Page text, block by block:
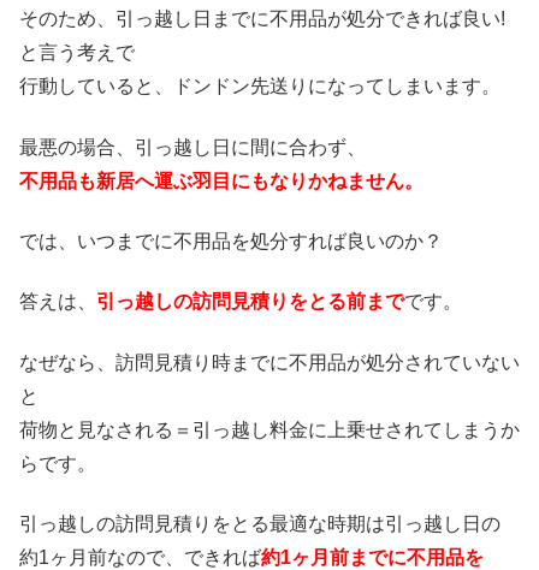
そのため、引っ越し日までに不用品が処分できれば良い!
と言う考えで
行動していると、ドンドン先送りになってしまいます。
最悪の場合、引っ越し日に間に合わず、
不用品も新居へ運ぶ羽目にもなりかねません。
では、いつまでに不用品を処分すれば良いのか？
答えは、 引っ越しの訪問見積りをとる前までです。
なぜなら、訪問見積り時までに不用品が処分されていない
と
荷物と見なされる＝引っ越し料金に上乗せされてしまうか
らです。
引っ越しの訪問見積りをとる最適な時期は引っ越し日の
約1ヶ月前なので、できれば約1ヶ月前までに不用品を